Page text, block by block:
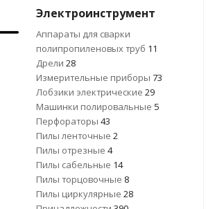
Электроинструмент
Аппараты для сварки
полипропиленовых труб 11
Дрели 28
Измерительные приборы 73
Лобзики электрические 29
Машинки полировальные 5
Перфораторы 43
Пилы ленточные 2
Пилы отрезные 4
Пилы сабельные 14
Пилы торцовочные 8
Пилы циркулярные 28